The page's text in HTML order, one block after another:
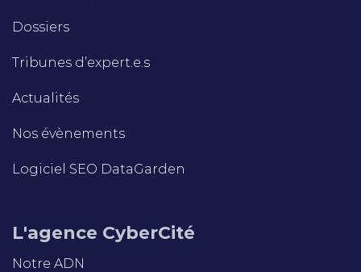
Dossiers
Tribunes d’expert.e.s
Actualités
Nos évènements
Logiciel SEO DataGarden
L'agence CyberCité
Notre ADN